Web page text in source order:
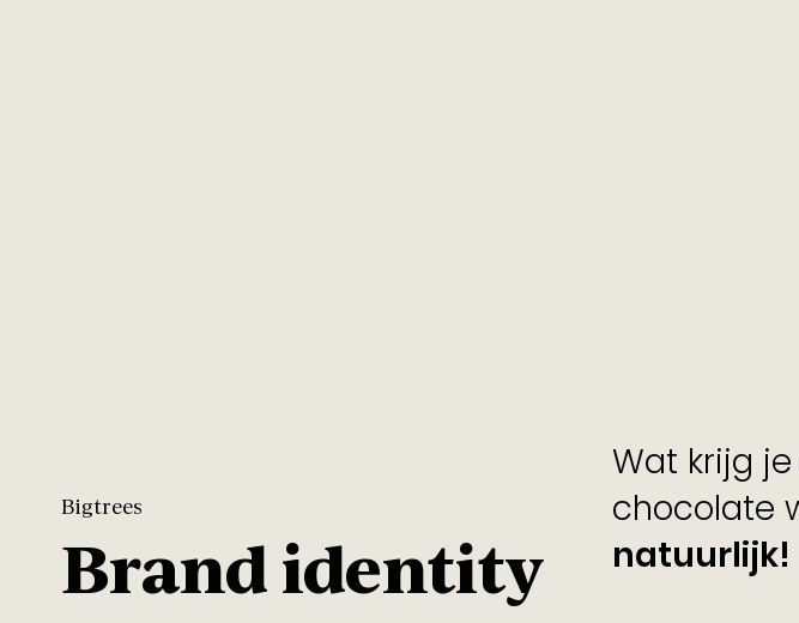
Bigtrees
Brand identity
Wat krijg
chocolate
natuurlijk!